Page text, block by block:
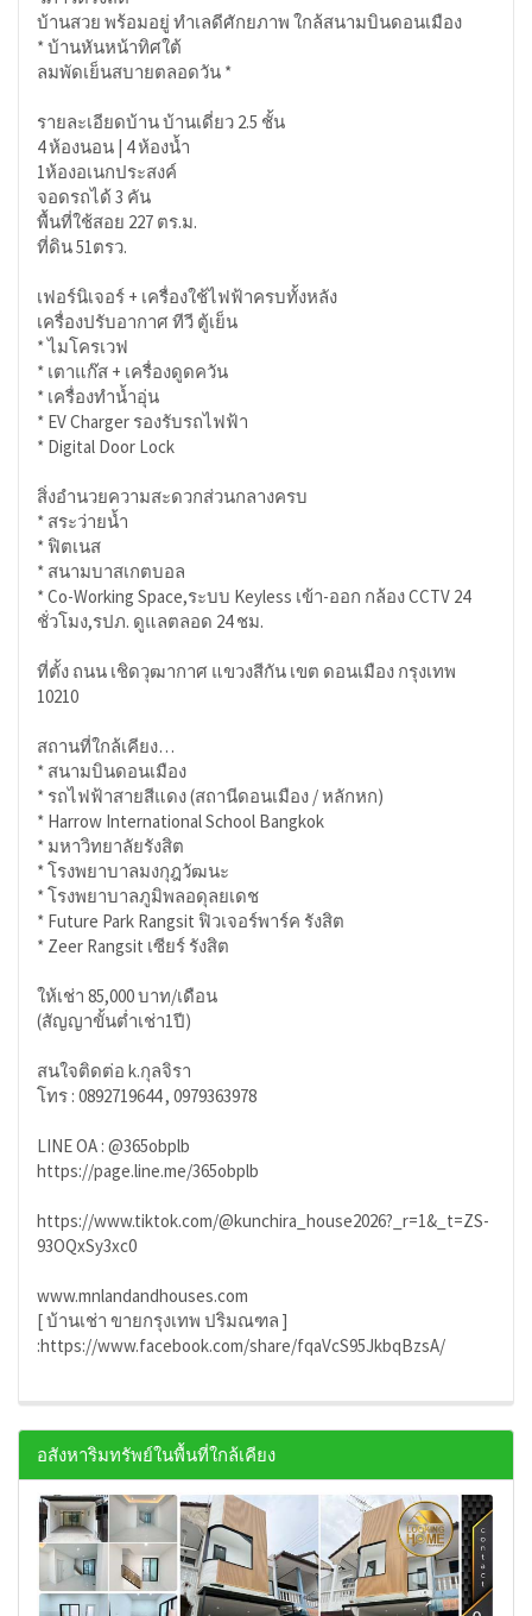
บ้านสวย พร้อมอยู่ ทำเลดีศักยภาพ ใกล้สนามบินดอนเมือง
* บ้านหันหน้าทิศใต้
ลมพัดเย็นสบายตลอดวัน *
รายละเอียดบ้าน บ้านเดี่ยว 2.5 ชั้น
4 ห้องนอน | 4 ห้องน้ำ
1ห้องอเนกประสงค์
จอดรถได้ 3 คัน
พื้นที่ใช้สอย 227 ตร.ม.
ที่ดิน 51ตรว.
เฟอร์นิเจอร์ + เครื่องใช้ไฟฟ้าครบทั้งหลัง
เครื่องปรับอากาศ ทีวี ตู้เย็น
* ไมโครเวฟ
* เตาแก๊ส + เครื่องดูดควัน
* เครื่องทำน้ำอุ่น
* EV Charger รองรับรถไฟฟ้า
* Digital Door Lock
สิ่งอำนวยความสะดวกส่วนกลางครบ
* สระว่ายน้ำ
* ฟิตเนส
* สนามบาสเกตบอล
* Co-Working Space,ระบบ Keyless เข้า-ออก กล้อง CCTV 24
ชั่วโมง,รปภ. ดูแลตลอด 24 ชม.
ที่ตั้ง ถนน เชิดวุฒากาศ แขวงสีกัน เขต ดอนเมือง กรุงเทพ
10210
สถานที่ใกล้เคียง…
* สนามบินดอนเมือง
* รถไฟฟ้าสายสีแดง (สถานีดอนเมือง / หลักหก)
* Harrow International School Bangkok
* มหาวิทยาลัยรังสิต
* โรงพยาบาลมงกุฎวัฒนะ
* โรงพยาบาลภูมิพลอดุลยเดช
* Future Park Rangsit ฟิวเจอร์พาร์ค รังสิต
* Zeer Rangsit เซียร์ รังสิต
ให้เช่า 85,000 บาท/เดือน
(สัญญาขั้นต่ำเช่า1ปี)
สนใจติดต่อ k.กุลจิรา
โทร : 0892719644 , 0979363978
LINE OA : @365obplb
https://page.line.me/365obplb
https://www.tiktok.com/@kunchira_house2026?_r=1&_t=ZS-
93OQxSy3xc0
www.mnlandandhouses.com
[ บ้านเช่า ขายกรุงเทพ ปริมณฑล ]
:https://www.facebook.com/share/fqaVcS95JkbqBzsA/
อสังหาริมทรัพย์ในพื้นที่ใกล้เคียง